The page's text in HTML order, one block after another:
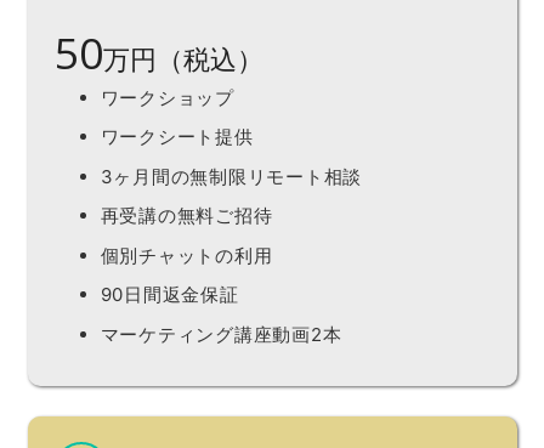
50万円（税込）
ワークショップ
ワークシート提供
3ヶ月間の無制限リモート相談
再受講の無料ご招待
個別チャットの利用
90日間返金保証
マーケティング講座動画2本